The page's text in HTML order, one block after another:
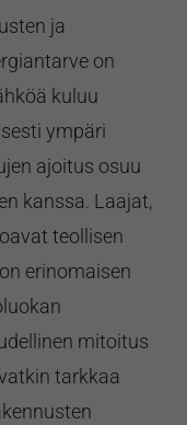
ja
on
kuluu
ympäri
ajoitus osuu
kanssa. Laajat,
teollisen
erinomaisen
mitoitus
tarkkaa